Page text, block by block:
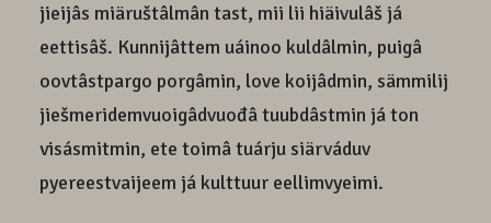
jieijâs miäruštâlmân tast, mii lii hiäivulâš já
eettisâš. Kunnijâttem uáinoo kuldâlmin, puigâ
oovtâstpargo porgâmin, love koijâdmin, sämmilij
jiešmeridemvuoigâdvuođâ tuubdâstmin já ton
visásmitmin, ete toimâ tuárju siärváduv
pyereestvaijeem já kulttuur eellimvyeimi.